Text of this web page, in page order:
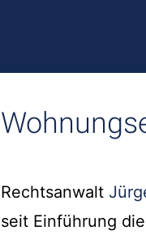
Rechtsanwalt
seit Einführung